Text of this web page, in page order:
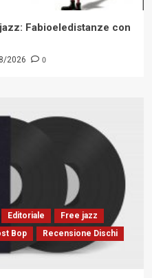
Fabioeledistanze con
2026 0
Editoriale
Free jazz
Bop
Recensione Dischi